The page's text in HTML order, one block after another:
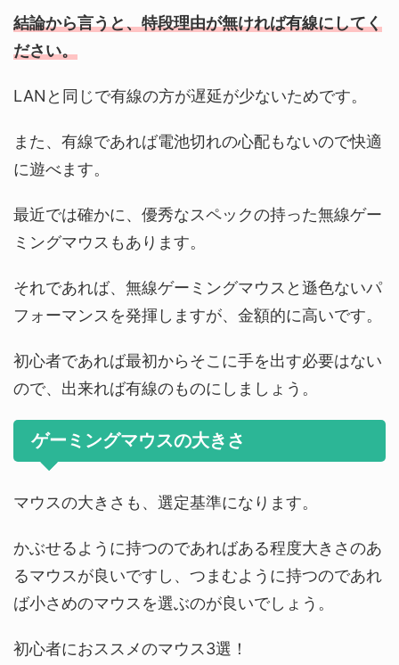
結論から言うと、特段理由が無ければ有線にしてく
ださい。
LANと同じで有線の方が遅延が少ないためです。
また、有線であれば電池切れの心配もないので快適
に遊べます。
最近では確かに、優秀なスペックの持った無線ゲー
ミングマウスもあります。
それであれば、無線ゲーミングマウスと遜色ないパ
フォーマンスを発揮しますが、金額的に高いです。
初心者であれば最初からそこに手を出す必要はない
ので、出来れば有線のものにしましょう。
ゲーミングマウスの大きさ
マウスの大きさも、選定基準になります。
かぶせるように持つのであればある程度大きさのあ
るマウスが良いですし、つまむように持つのであれ
ば小さめのマウスを選ぶのが良いでしょう。
初心者におススメのマウス3選！